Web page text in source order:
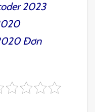
2023
Đơn